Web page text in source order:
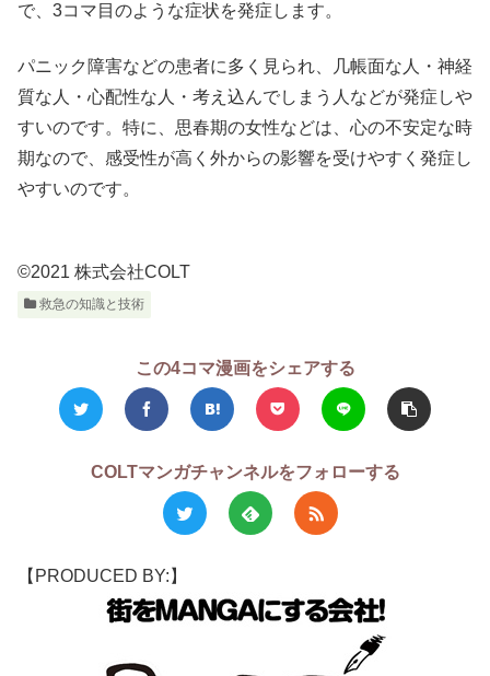
で、3コマ目のような症状を発症します。
パニック障害などの患者に多く見られ、几帳面な人・神経
質な人・心配性な人・考え込んでしまう人などが発症しや
すいのです。特に、思春期の女性などは、心の不安定な時
期なので、感受性が高く外からの影響を受けやすく発症し
やすいのです。
©2021 株式会社COLT
救急の知識と技術
この4コマ漫画をシェアする
COLTマンガチャンネルをフォローする
【PRODUCED BY:】